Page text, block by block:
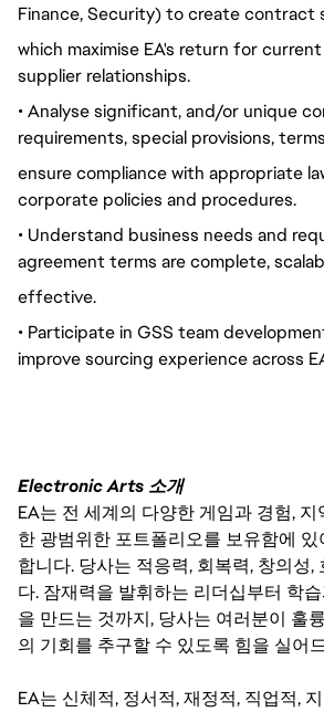
Finance, Security) to create contract
which maximise EA's return for
supplier relationships.
• Analyse significant, and/or unique
requirements, special provisions,
ensure compliance with appropriate
corporate policies and procedures.
• Understand business needs and
agreement terms are complete,
effective.
• Participate in GSS team
improve sourcing experience across
Electronic Arts 소개
EA는 전 세계의 다양한 게임과 경험, 지
한 광범위한 포트폴리오를 보유함에
합니다. 당사는 적응력, 회복력, 창의성,
다. 잠재력을 발휘하는 리더십부터 학
을 만드는 것까지, 당사는 여러분이 훌
의 기회를 추구할 수 있도록 힘을 실어
EA는 신체적, 정서적, 재정적, 직업적,